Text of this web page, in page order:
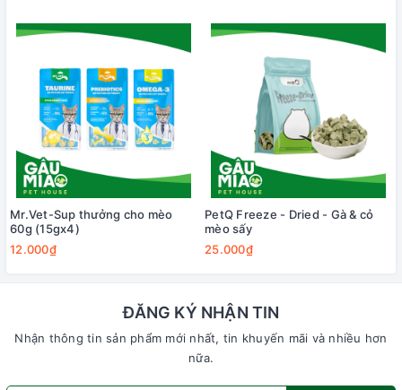
Mr.Vet-Sup thưởng cho mèo
60g (15gx4)
12.000₫
PetQ Freeze - Dried - Gà & cỏ
mèo sấy
25.000₫
ĐĂNG KÝ NHẬN TIN
Nhận thông tin sản phẩm mới nhất, tin khuyến mãi và nhiều hơn
nữa.